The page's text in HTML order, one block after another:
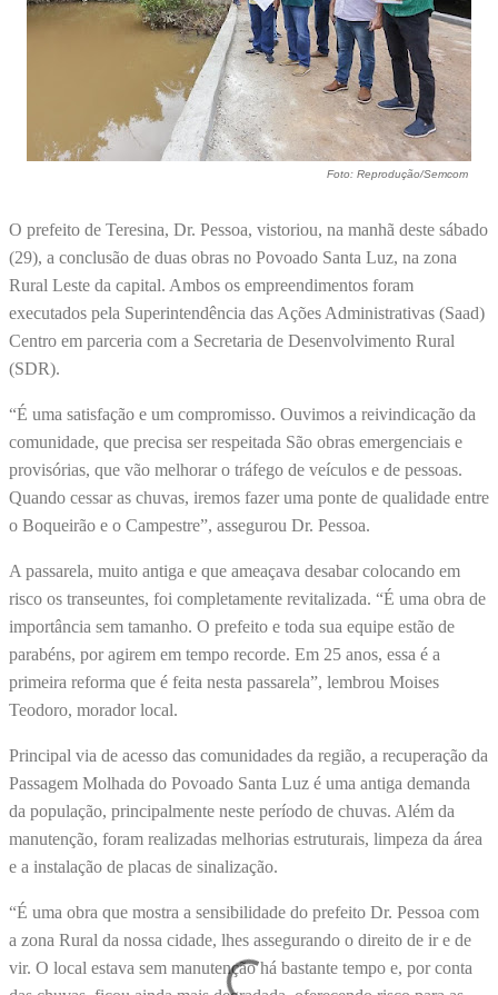
Foto: Reprodução/Semcom
O prefeito de Teresina, Dr. Pessoa, vistoriou, na manhã deste sábado
(29), a conclusão de duas obras no Povoado Santa Luz, na zona
Rural Leste da capital. Ambos os empreendimentos foram
executados pela Superintendência das Ações Administrativas (Saad)
Centro em parceria com a Secretaria de Desenvolvimento Rural
(SDR).
“É uma satisfação e um compromisso. Ouvimos a reivindicação da
comunidade, que precisa ser respeitada São obras emergenciais e
provisórias, que vão melhorar o tráfego de veículos e de pessoas.
Quando cessar as chuvas, iremos fazer uma ponte de qualidade entre
o Boqueirão e o Campestre”, assegurou Dr. Pessoa.
A passarela, muito antiga e que ameaçava desabar colocando em
risco os transeuntes, foi completamente revitalizada. “É uma obra de
importância sem tamanho. O prefeito e toda sua equipe estão de
parabéns, por agirem em tempo recorde. Em 25 anos, essa é a
primeira reforma que é feita nesta passarela”, lembrou Moises
Teodoro, morador local.
Principal via de acesso das comunidades da região, a recuperação da
Passagem Molhada do Povoado Santa Luz é uma antiga demanda
da população, principalmente neste período de chuvas. Além da
manutenção, foram realizadas melhorias estruturais, limpeza da área
e a instalação de placas de sinalização.
“É uma obra que mostra a sensibilidade do prefeito Dr. Pessoa com
a zona Rural da nossa cidade, lhes assegurando o direito de ir e de
vir. O local estava sem manutenção há bastante tempo e, por conta